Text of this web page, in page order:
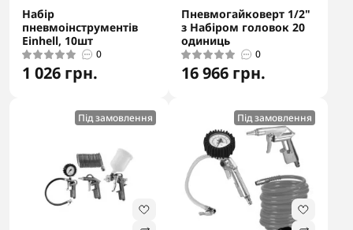
Набір
пневмоінструментів
Einhell, 10шт
0
1 026 грн.
Пневмогайковерт 1/2"
з Набіром головок 20
одиниць
0
16 966 грн.
Під замовлення Під замовлення